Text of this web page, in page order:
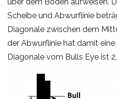
Scheibe und Abwurflinie
Diagonale zwischen dem
der Abwurflinie hat damit
Diagonale vom Bulls Eye ist